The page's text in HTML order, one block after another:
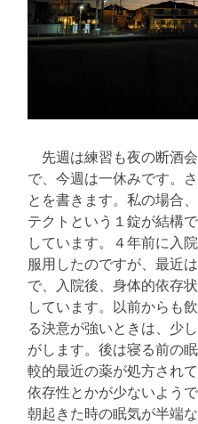
先週は練習も夜の断酒
で、今週は一休みです。
とを書きます。私の場合
テクトという１錠が結構
しています。４年前に入
服用したのですが、最近
で、入院後、身体的依存
しています。以前からも
る決意が強いときは、少
がします。後は寝る前の
較的最近の薬が処方され
依存性とかが少ないよう
朝起きた時の眠気が半端